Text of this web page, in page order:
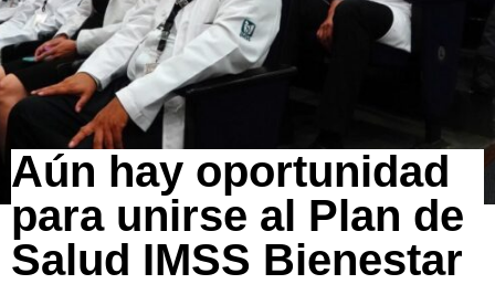
Aún hay oportunidad
para unirse al Plan de
Salud IMSS Bienestar